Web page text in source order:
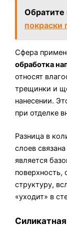
Обратите
покраски
Сфера
обработка
относят
трещинки и
нанесении.
при отделке
Разница в
слоев
является
поверхность,
структуру,
«уходит» в